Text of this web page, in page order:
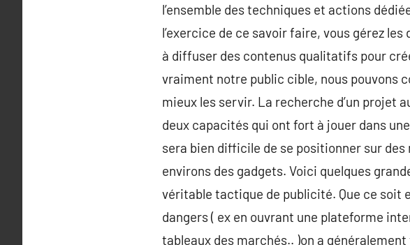
l’ensemble des techniques et actions
l’exercice de ce savoir faire, vous gérez
à diffuser des contenus qualitatifs pour
vraiment notre public cible, nous pouvons
mieux les servir. La recherche d’un projet
deux capacités qui ont fort à jouer dans
sera bien difficile de se positionner sur
environs des gadgets. Voici quelques
véritable tactique de publicité. Que ce soit
dangers ( ex en ouvrant une plateforme
tableaux des marchés.. )on a